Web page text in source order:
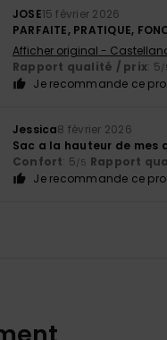
JOSE15 février 2026
PARFAITE, PRATIQUE,
Afficher original -
Rapport qualité / prix: 5/
Je recommande ce
Jessica8 février 2026
Sac a la hauteur de mes
Confort: 5/5 Rapport
Je recommande ce